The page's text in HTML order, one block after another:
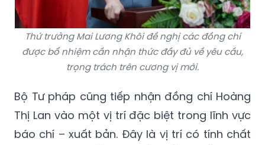
Thứ trưởng Mai Lương Khôi đề nghị các đồng chí
được bổ nhiệm cần nhận thức đầy đủ về yêu cầu,
trọng trách trên cương vị mới.
Bộ Tư pháp cũng tiếp nhận đồng chí Hoàng
Thị Lan vào một vị trí đặc biệt trong lĩnh vực
báo chí – xuất bản. Đây là vị trí có tính chất